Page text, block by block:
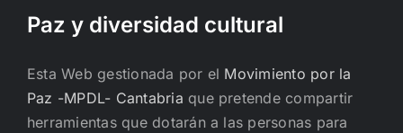
Paz y diversidad cultural
Esta Web gestionada por el Movimiento por la
Paz -MPDL- Cantabria que pretende compartir
herramientas que dotarán a las personas para